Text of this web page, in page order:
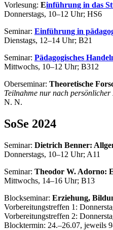
Vorlesung: Einführung in das
Donnerstags, 10–12 Uhr; HS6
Seminar: Einführung in
Dienstags, 12–14 Uhr; B21
Seminar: Pädagogisches
Mittwochs, 10–12 Uhr; B312
Oberseminar: Theoretische
Teilnahme nur nach persönlicher
N. N.
SoSe 2024
Seminar: Dietrich Benner:
Donnerstags, 10–12 Uhr; A11
Seminar: Theodor W. Adorno:
Mittwochs, 14–16 Uhr; B13
Blockseminar: Erziehung,
Vorbereitungstreffen 1:
Vorbereitungstreffen 2:
Blocktermin: 24.–26.07, jeweils